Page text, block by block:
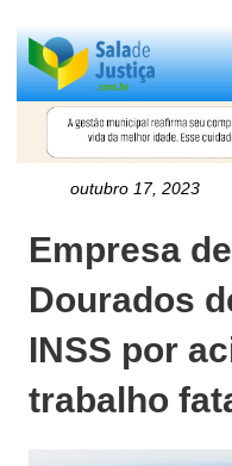
outubro 17, 2023
Empresa
Dourados
INSS por
trabalho